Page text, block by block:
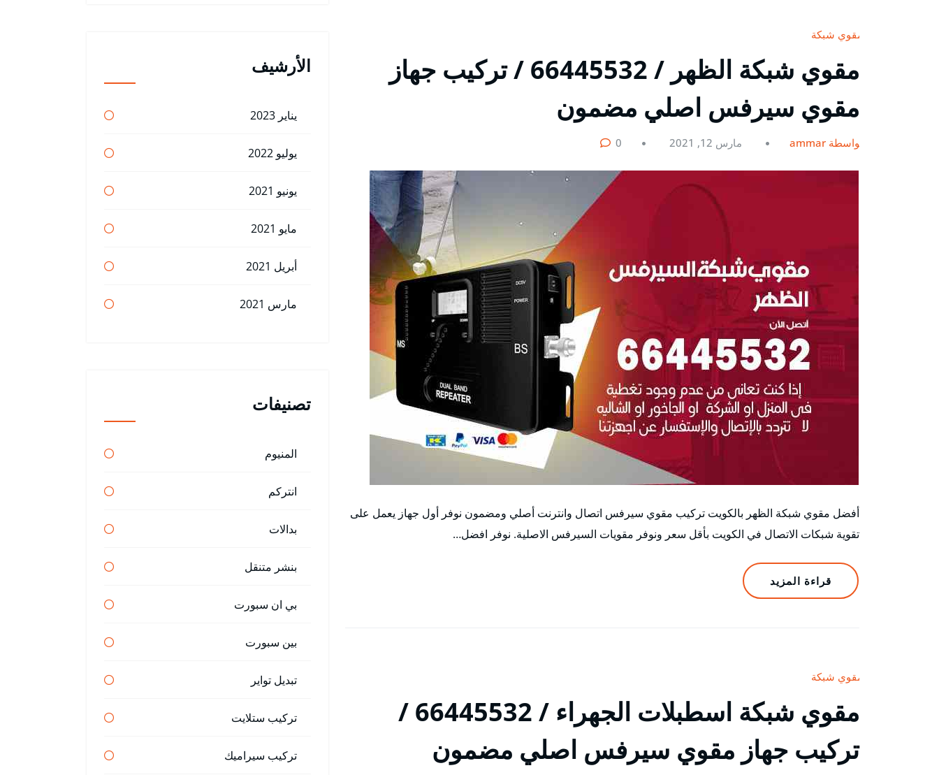
مقوي شبكة
مقوي شبكة الظهر / 66445532 / تركيب جهاز
مقوي سيرفس اصلي مضمون
بواسطة ammar مارس 12, 2021 0
أفضل مقوي شبكة الظهر بالكويت تركيب مقوي سيرفس اتصال وانترنت أصلي ومضمون نوفر أول جهاز يعمل على
تقوية شبكات الاتصال في الكويت بأقل سعر ونوفر مقويات السيرفس الاصلية. نوفر افضل…
قراءة المزيد
مقوي شبكة
مقوي شبكة اسطبلات الجهراء / 66445532 /
تركيب جهاز مقوي سيرفس اصلي مضمون
الأرشيف
يناير 2023
يوليو 2022
يونيو 2021
مايو 2021
أبريل 2021
مارس 2021
تصنيفات
المنيوم
انتركم
بدالات
بنشر متنقل
بي ان سبورت
بين سبورت
تبديل تواير
تركيب ستلايت
تركيب سيراميك